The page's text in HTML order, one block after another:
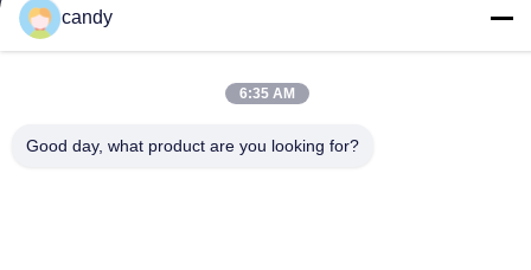
RM. 1601-1603, 1606-1608, 1610, NO. 21 JIHUA 5TH RD,
JALAN ZUMIAO, KECAMATAN CHANCHENG, FOSHAN,
RM. 1601-1603, 1606-1608, 1610, NO. 21 JIHUA 5TH RD,
candy
6:35 AM
Good day, what product are you looking for?